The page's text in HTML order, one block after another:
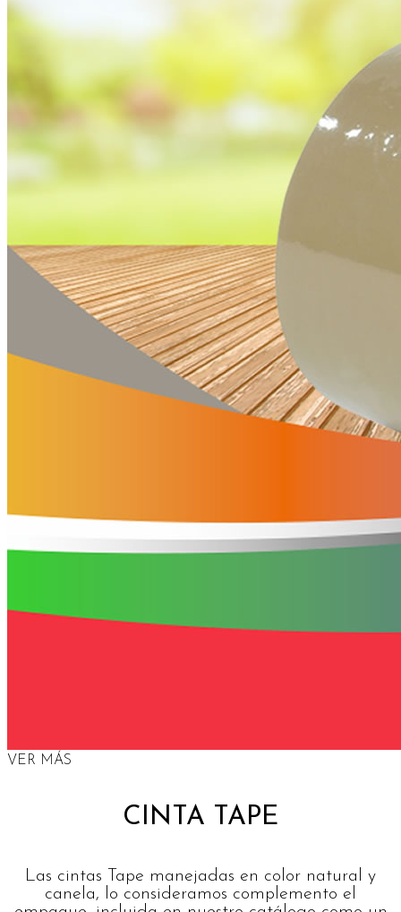
VER MÁS
CINTA TAPE
Las cintas Tape manejadas en color natural y
canela, lo consideramos complemento el